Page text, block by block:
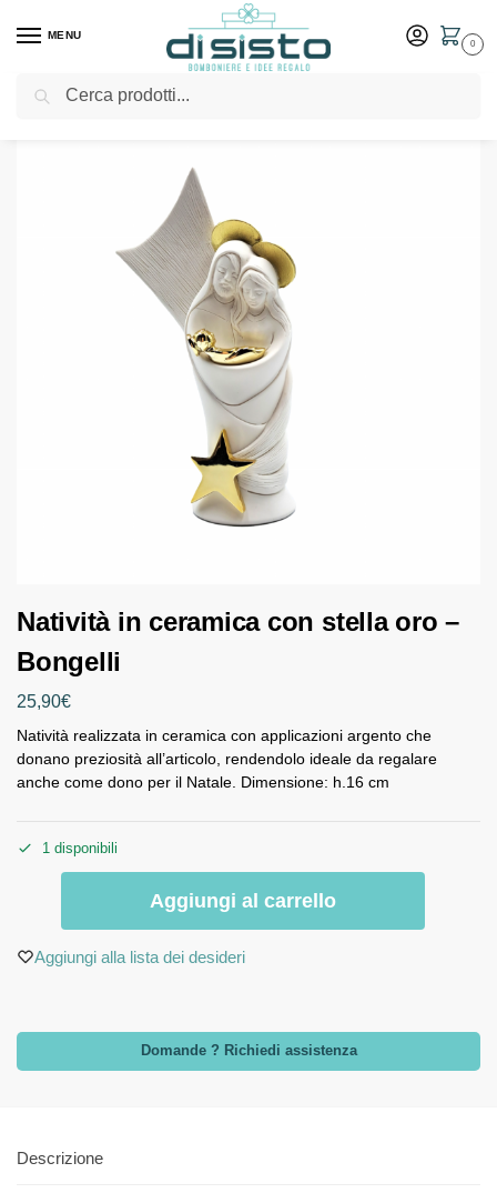
MENU
0
Home Shop Natività in ceramica con stella oro – Bongelli
Natività in ceramica con stella oro –
Bongelli
25,90€
Natività realizzata in ceramica con applicazioni argento che
donano preziosità all’articolo, rendendolo ideale da regalare
anche come dono per il Natale. Dimensione: h.16 cm
1 disponibili
Aggiungi al carrello
Aggiungi alla lista dei desideri
Domande ? Richiedi assistenza
Descrizione